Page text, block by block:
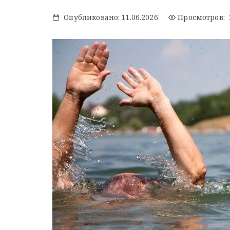
Опубликовано: 11.06.2026 Просмотров: